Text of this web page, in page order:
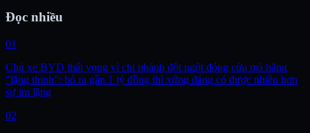
Đọc nhiều
01
Chủ xe BYD thất vọng vì chi nhánh đột ngột đóng cửa mà hãng
"lặng thinh": bỏ ra gần 1 tỷ đồng thì xứng đáng có được nhiều hơn
sự im lặng
02